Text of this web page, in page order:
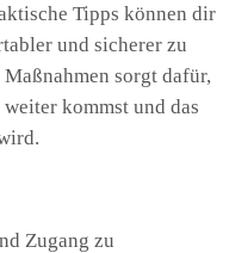
Tipps können dir
und sicherer zu
sorgt dafür,
kommst und das
Zugang zu